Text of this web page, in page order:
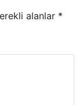
alanlar *